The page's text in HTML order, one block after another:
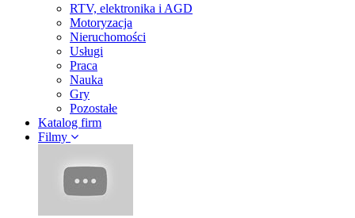
RTV, elektronika i AGD
Motoryzacja
Nieruchomości
Usługi
Praca
Nauka
Gry
Pozostałe
Katalog firm
Filmy